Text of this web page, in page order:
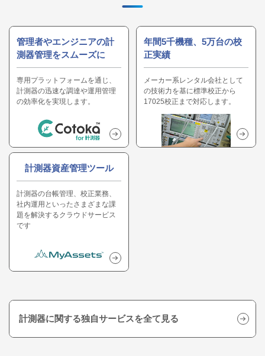
管理者やエンジニアの計
測器管理をスムーズに
専用プラットフォームを通じ、
計測器の迅速な調達や運用管理
の効率化を実現します。
年間5千機種、5万台の校
正実績
メーカー系レンタル会社として
の技術力を基に標準校正から
17025校正まで対応します。
計測器資産管理ツール
計測器の台帳管理、校正業務、
社内運用といったさまざまな課
題を解決するクラウドサービス
です
計測器に関する独自サービスを全て見る